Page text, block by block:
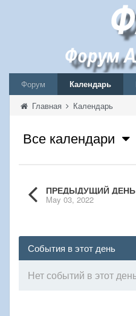
Форум Календарь
Главная Календарь
Все календари
ПРЕДЫДУЩИЙ ДЕНЬ
May 03, 2022
События в этот день
Нет событий в этот